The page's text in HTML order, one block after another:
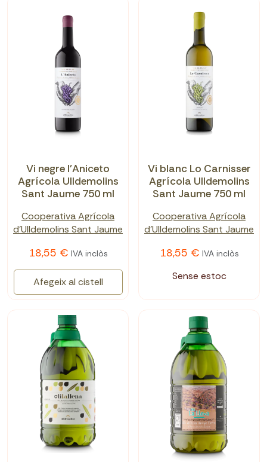
Vi negre l'Aniceto
Agrícola Ulldemolins
Sant Jaume 750 ml
Cooperativa Agrícola
d'Ulldemolins Sant Jaume
18,55 € IVA inclòs
Afegeix al cistell
Vi blanc Lo Carnisser
Agrícola Ulldemolins
Sant Jaume 750 ml
Cooperativa Agrícola
d'Ulldemolins Sant Jaume
18,55 € IVA inclòs
Sense estoc